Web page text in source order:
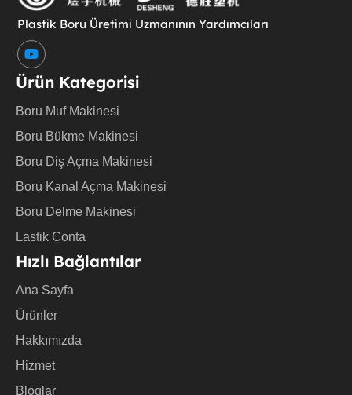
Plastik Boru Üretimi Uzmanının Yardımcıları
Y
o
u
t
b
e
Ürün Kategorisi
Boru Muf Makinesi
Boru Bükme Makinesi
Boru Diş Açma Makinesi
Boru Kanal Açma Makinesi
Boru Delme Makinesi
Lastik Conta
Hızlı Bağlantılar
Ana Sayfa
Ürünler
Hakkımızda
Hizmet
Bloglar